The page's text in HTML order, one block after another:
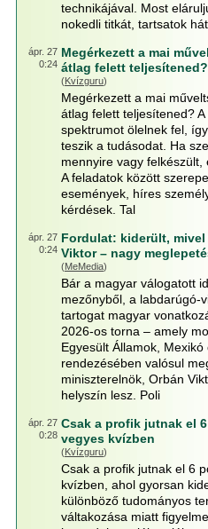
technikájával. Most
nokedli titkát, tartsatok
ápr. 27
0:24
Megérkezett a mai
átlag felett teljesítened?
(Kvízguru)
Megérkezett a mai
átlag felett teljesítened?
spektrumot ölelnek fel,
teszik a tudásodat. Ha
mennyire vagy felkészült,
A feladatok között
események, híres
kérdések. Tal
ápr. 27
0:24
Fordulat: kiderült,
Viktor – nagy
(MeMedia)
Bár a magyar válogatott
mezőnyből, a labdarúgó-
tartogat magyar
2026-os torna – amely
Egyesült Államok,
rendezésében valósul
miniszterelnök, Orbán
helyszín lesz. Poli
ápr. 27
0:28
Csak a profik jutnak el
vegyes kvízben
(Kvízguru)
Csak a profik jutnak el 6
kvízben, ahol gyorsan
különböző tudományos
váltakozása miatt